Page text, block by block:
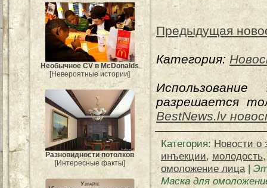
Необычное CV в McDonalds
[Невероятные истории]
Разновидности потолков
[Интересные факты]
Предыдущая
Категория:
разрешается
BestNews.lv
Категория:Новости о
инъекции, молодость
омоложение лица|
Маска для